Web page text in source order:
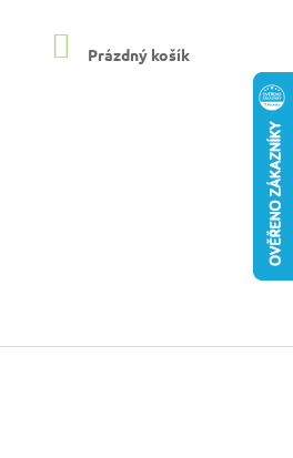
NÁKUPNÍ
KOŠÍK
Prázdný košík